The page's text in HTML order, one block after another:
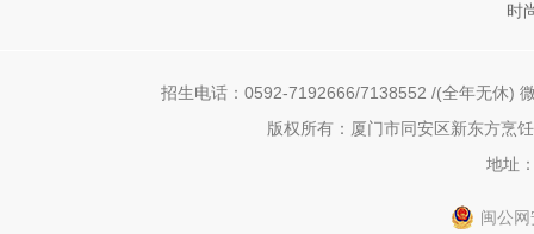
时
招生电话：0592-7192666/7138552 /(全年无休)
版权所有：厦门市同安区新东方烹
地址
闽公